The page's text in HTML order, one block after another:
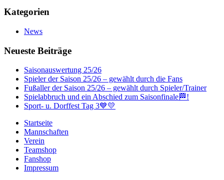
Kategorien
News
Neueste Beiträge
Saisonauswertung 25/26
Spieler der Saison 25/26 – gewählt durch die Fans
Fußaller der Saison 25/26 – gewählt durch Spieler/Trainer
Spielabbruch und ein Abschied zum Saisonfinale🏁!
Sport- u. Dorffest Tag 3💙💛
Startseite
Mannschaften
Verein
Teamshop
Fanshop
Impressum